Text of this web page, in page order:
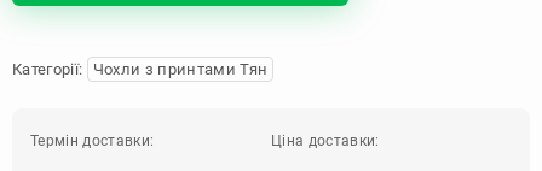
Категорії: Чохли з принтами Тян
Термін доставки: Ціна доставки: